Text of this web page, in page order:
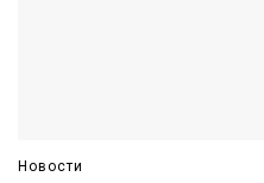
Новости